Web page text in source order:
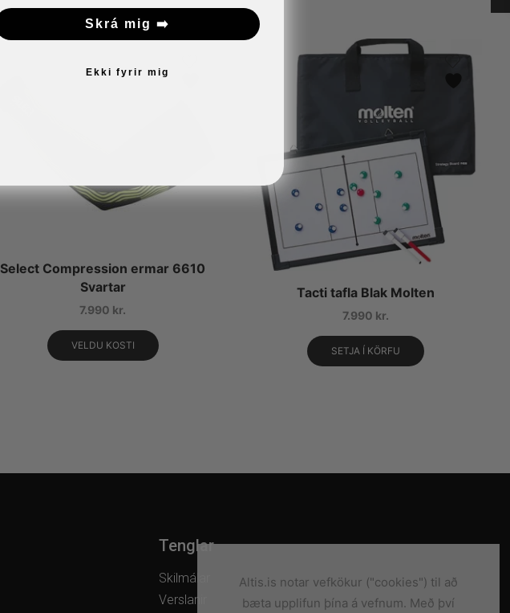
Select Compression ermar 6610
Svartar
7.990 kr.
VELDU KOSTI
Tacti tafla Blak Molten
7.990 kr.
SETJA Í KÖRFU
Tenglar
Skilmálar
Verslanir
Altis.is notar vefkökur ("cookies") til að
bæta upplifun þína á vefnum. Með því
Skrá mig ➡️
Ekki fyrir mig